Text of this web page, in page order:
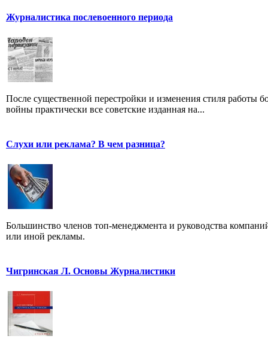
Журналистика послевоенного периода
После существенной перестройки и изменения стиля работы
войны практически все советские изданная на...
Слухи или реклама? В чем разница?
Большинство членов топ-менеджмента и руководства
или иной рекламы.
Чигринская Л. Основы Журналистики